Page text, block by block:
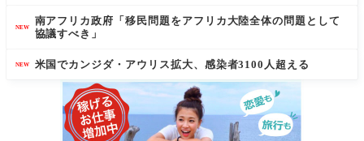
NEW
南アフリカ政府「移民問題をアフリカ大陸全体の問題として
協議すべき」
NEW 米国でカンジダ・アウリス拡大、感染者3100人超える